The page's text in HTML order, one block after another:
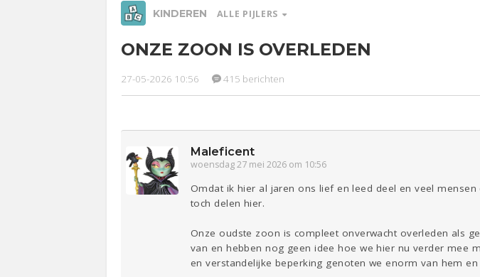
KINDEREN ALLE PIJLERS
Entertainment
Kinderen
Sport
ONZE ZOON IS OVERLEDEN
27-05-2026 10:56 415 berichten
Maleficent
woensdag 27 mei 2026 om 10:56
Omdat ik hier al jaren ons lief en leed deel en veel
toch delen hier.
Onze oudste zoon is compleet onverwacht overleden als
van en hebben nog geen idee hoe we hier nu verder mee
en verstandelijke beperking genoten we enorm van hem